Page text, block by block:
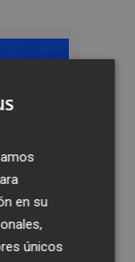
en su
únicos